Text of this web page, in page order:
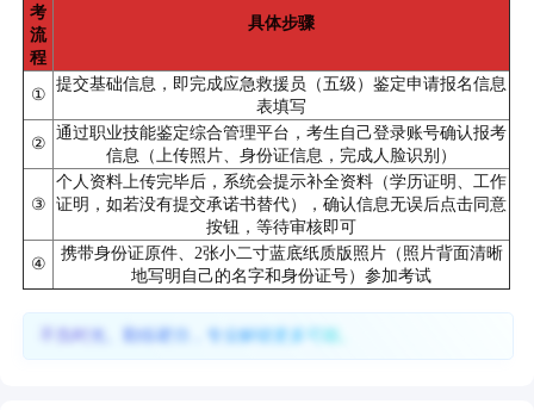
考
流
程
具体步骤
①
提交基础信息，即完成应急救援员（五级）鉴定申请报名信息
表填写
②
通过职业技能鉴定综合管理平台，考生自己登录账号确认报考
信息（上传照片、身份证信息，完成人脸识别）
③
个人资料上传完毕后，系统会提示补全资料（学历证明、工作
证明，如若没有提交承诺书替代），确认信息无误后点击同意
按钮，等待审核即可
④
携带身份证原件、2张小二寸蓝底纸质版照片（照片背面清晰
地写明自己的名字和身份证号）参加考试
不负时光、勤练硬功，专业解锁更多可能。